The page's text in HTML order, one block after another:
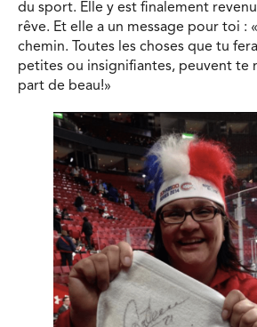
du sport. Elle y est finalement
rêve. Et elle a un message pour toi :
chemin. Toutes les choses que tu
petites ou insignifiantes, peuvent te
part de beau!»